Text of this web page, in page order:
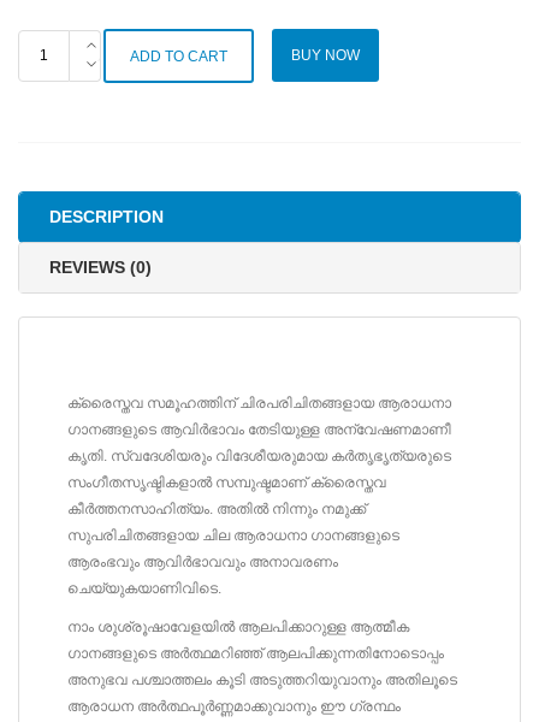
ചാതുര്യകീർത്തനം
ADD TO CART BUY NOW
DESCRIPTION
REVIEWS (0)
ക്രൈസ്തവ സമൂഹത്തിന് ചിരപരിചിതങ്ങളായ ആരാധനാ
ഗാനങ്ങളുടെ ആവിർഭാവം തേടിയുള്ള അന്വേഷണമാണീ
കൃതി. സ്വദേശിയരും വിദേശീയരുമായ കർതൃഭൃത്യരുടെ
സംഗീതസൃഷ്ടികളാൽ സമ്പുഷ്ടമാണ് ക്രൈസ്തവ
കീർത്തനസാഹിത്യം. അതിൽ നിന്നും നമുക്ക്
സുപരിചിതങ്ങളായ ചില ആരാധനാ ഗാനങ്ങളുടെ
ആരംഭവും ആവിർഭാവവും അനാവരണം
ചെയ്യുകയാണിവിടെ.
നാം ശുശ്രൂഷാവേളയിൽ ആലപിക്കാറുള്ള ആത്മീക
ഗാനങ്ങളുടെ അർത്ഥമറിഞ്ഞ് ആലപിക്കുന്നതിനോടൊപ്പം
അനുഭവ പശ്ചാത്തലം കൂടി അടുത്തറിയുവാനും അതിലൂടെ
ആരാധന അർത്ഥപൂർണ്ണമാക്കുവാനും ഈ ഗ്രന്ഥം